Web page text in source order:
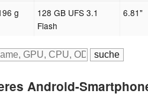
g
128 GB UFS 3.1
Flash
6.81"
Android-